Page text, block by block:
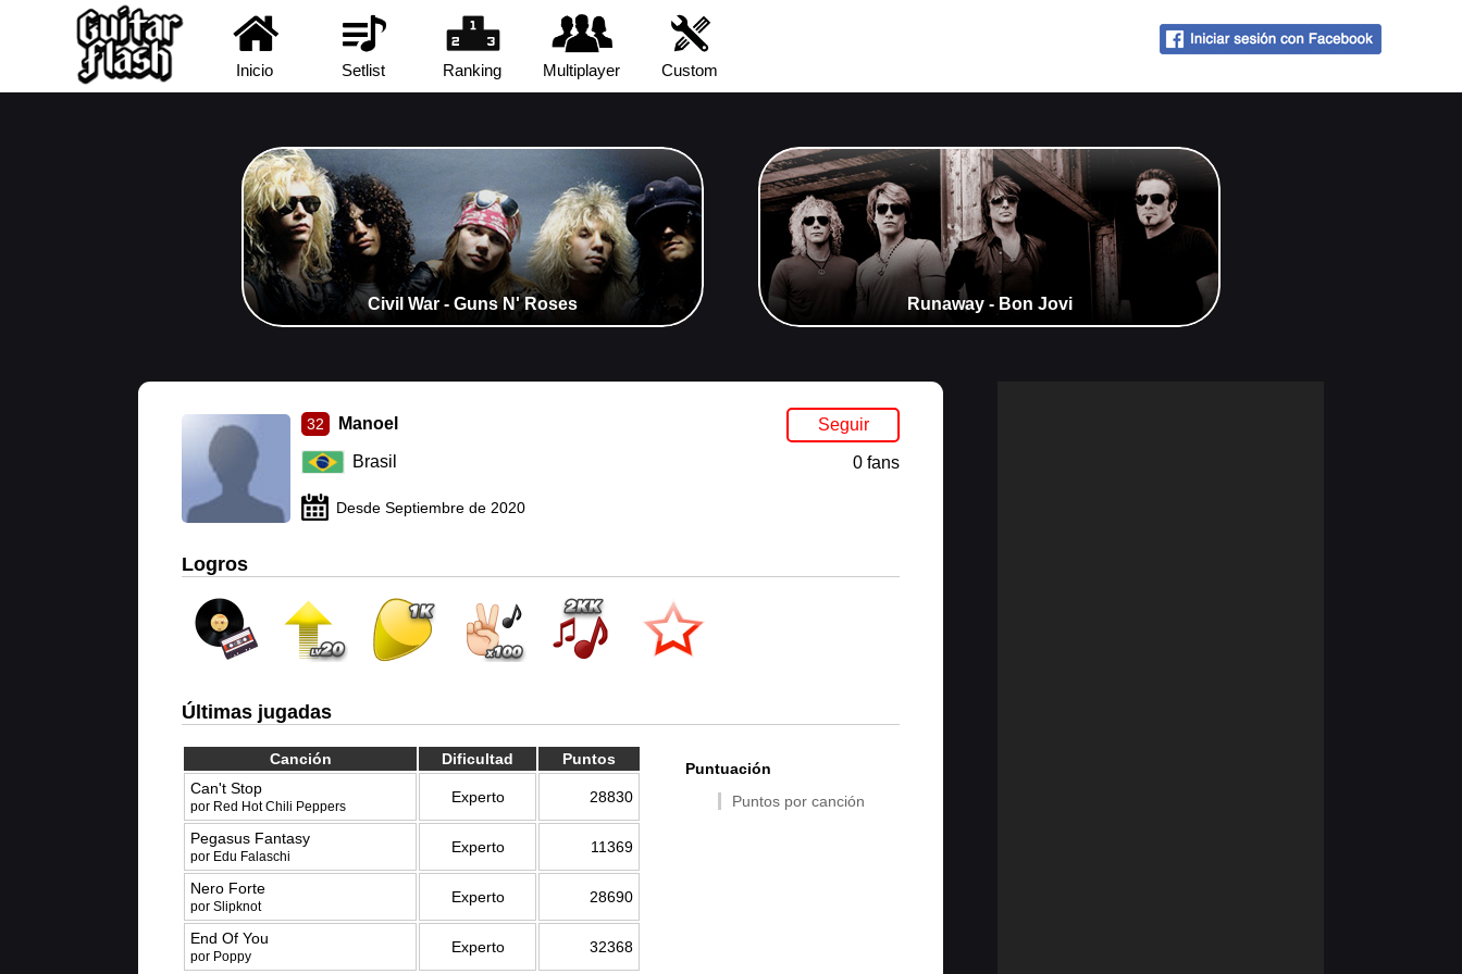
Inicio Setlist Ranking Multiplayer Custom
Civil War - Guns N' Roses Runaway - Bon Jovi
32 Manoel
Brasil
Desde Septiembre de 2020
Seguir
0 fans
Logros
Últimas jugadas
Canción Dificultad
Puntos
Can't Stop
por Red Hot Chili Peppers
Experto 28830
Pegasus Fantasy
por Edu Falaschi
Experto 11369
Nero Forte
por Slipknot
Experto 28690
End Of You
por Poppy
Experto 32368
Puntuación
Puntos por canción